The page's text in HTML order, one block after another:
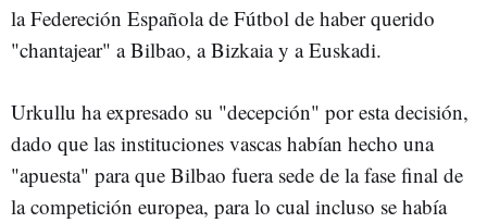
la Federeción Española de Fútbol de haber querido
"chantajear" a Bilbao, a Bizkaia y a Euskadi.
Urkullu ha expresado su "decepción" por esta decisión,
dado que las instituciones vascas habían hecho una
"apuesta" para que Bilbao fuera sede de la fase final de
la competición europea, para lo cual incluso se había